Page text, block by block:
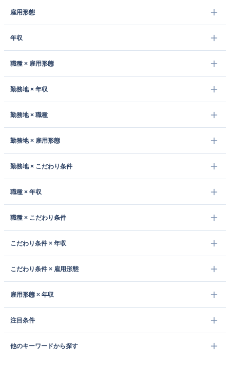
雇用形態
年収
職種 × 雇用形態
勤務地 × 年収
勤務地 × 職種
勤務地 × 雇用形態
勤務地 × こだわり条件
職種 × 年収
職種 × こだわり条件
こだわり条件 × 年収
こだわり条件 × 雇用形態
雇用形態 × 年収
注目条件
他のキーワードから探す